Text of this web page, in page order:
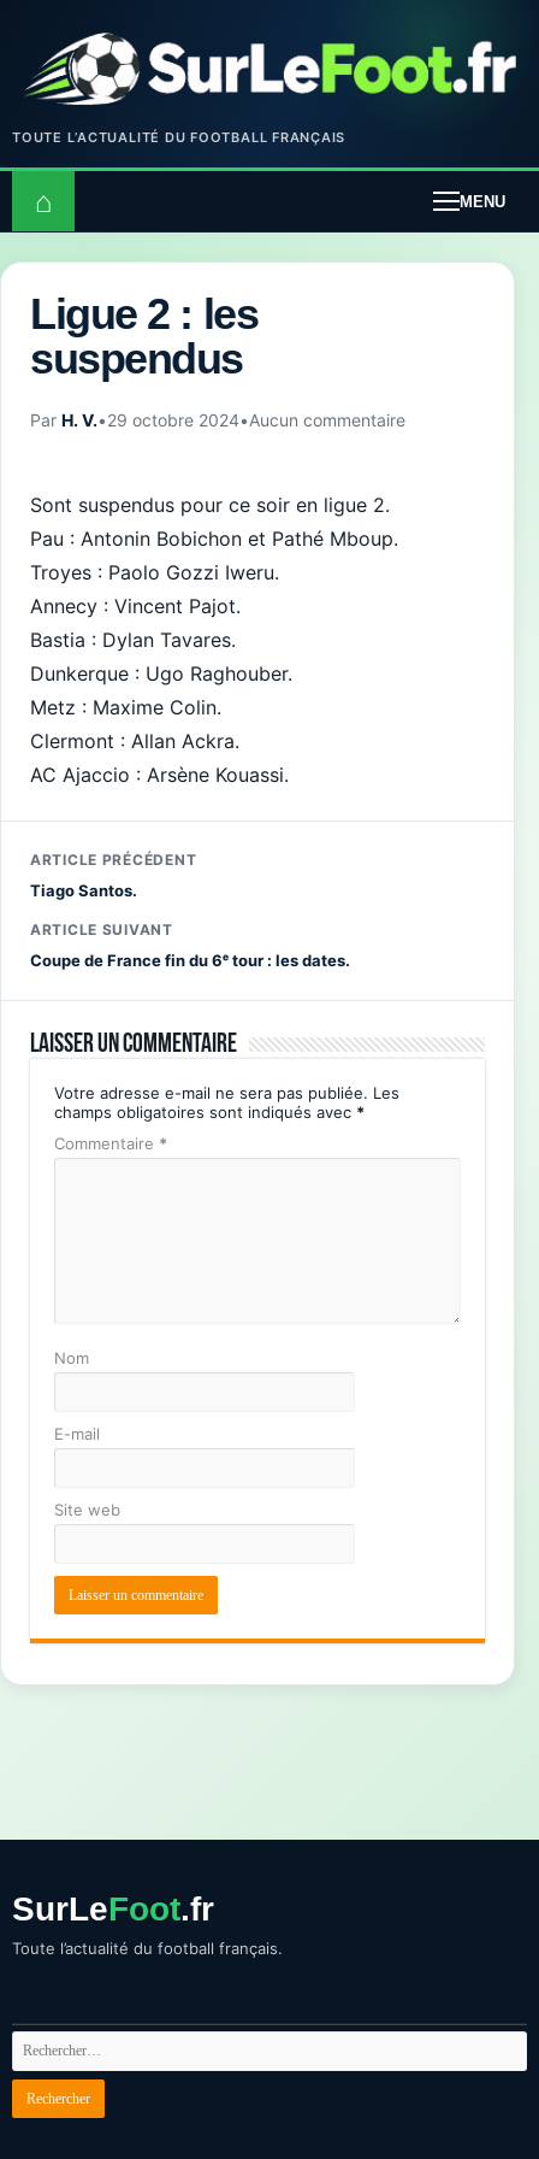
TOUTE L’ACTUALITÉ DU FOOTBALL FRANÇAIS
⌂ MENU
Ligue 2 : les
suspendus
Par H. V.•29 octobre 2024•Aucun commentaire
Sont suspendus pour ce soir en ligue 2.
Pau : Antonin Bobichon et Pathé Mboup.
Troyes : Paolo Gozzi Iweru.
Annecy : Vincent Pajot.
Bastia : Dylan Tavares.
Dunkerque : Ugo Raghouber.
Metz : Maxime Colin.
Clermont : Allan Ackra.
AC Ajaccio : Arsène Kouassi.
ARTICLE PRÉCÉDENT
Tiago Santos.
ARTICLE SUIVANT
Coupe de France fin du 6ᵉ tour : les dates.
Laisser un commentaire
Votre adresse e-mail ne sera pas publiée. Les
champs obligatoires sont indiqués avec *
Commentaire *
Nom
E-mail
Site web
SurLeFoot.fr
Toute l’actualité du football français.